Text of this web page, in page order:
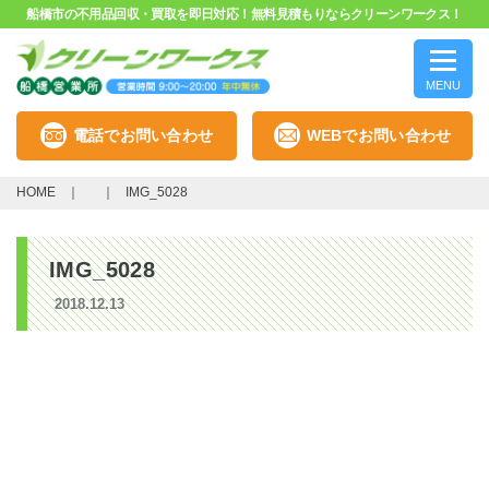
船橋市の不用品回収・買取を即日対応！無料見積もりならクリーンワークス！
MENU
電話でお問い合わせ WEBでお問い合わせ
HOME IMG_5028
IMG_5028
2018.12.13